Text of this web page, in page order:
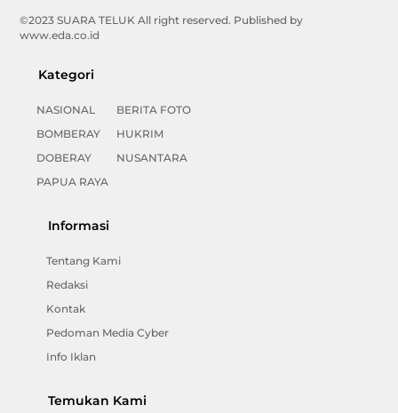
©2023 SUARA TELUK All right reserved. Published by
www.eda.co.id
Kategori
NASIONAL
BOMBERAY
DOBERAY
PAPUA RAYA
BERITA FOTO
HUKRIM
NUSANTARA
Informasi
Tentang Kami
Redaksi
Kontak
Pedoman Media Cyber
Info Iklan
Temukan Kami